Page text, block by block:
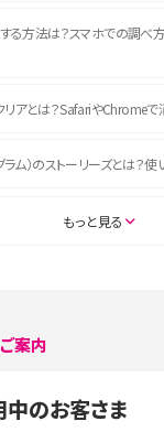
る方法は？スマホでの調べ
リアとは？SafariやChrome
ラム）のストーリーズとは？
けの代表ジャンルや楽しみ方
る方法は？方法ごとの影響や
類やメリット・デメリット、利
もっと見る
案内
中のお客さま